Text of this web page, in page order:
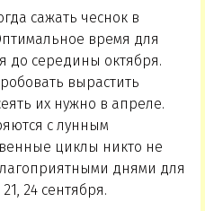
сажать чеснок в
время для
до середины октября.
вырастить
их нужно в апреле.
с лунным
циклы никто не
днями для
24 сентября.